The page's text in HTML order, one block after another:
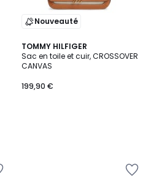
Nouveauté
TOMMY HILFIGER
Sac en toile et cuir, CROSSOVER
CANVAS
199,90 €